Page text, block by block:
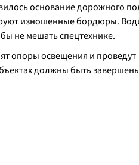
основание дорожного
изношенные бордюры.
не мешать спецтехнике.
опоры освещения и проведут
должны быть